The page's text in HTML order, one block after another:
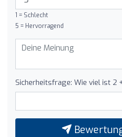
1 = Schlecht
5 = Hervorragend
Sicherheitsfrage: Wie viel ist 2